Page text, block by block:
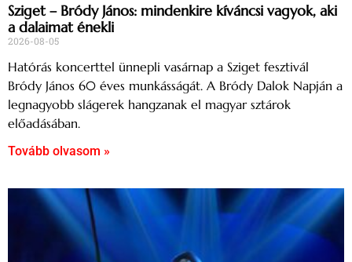
Sziget – Bródy János: mindenkire kíváncsi vagyok, aki
a dalaimat énekli
2026-08-05
Hatórás koncerttel ünnepli vasárnap a Sziget fesztivál
Bródy János 60 éves munkásságát. A Bródy Dalok Napján a
legnagyobb slágerek hangzanak el magyar sztárok
előadásában.
Tovább olvasom »